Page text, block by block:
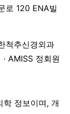
로 120 ENA빌
척추신경외과
AMISS 정회원
학 정보이며, 개